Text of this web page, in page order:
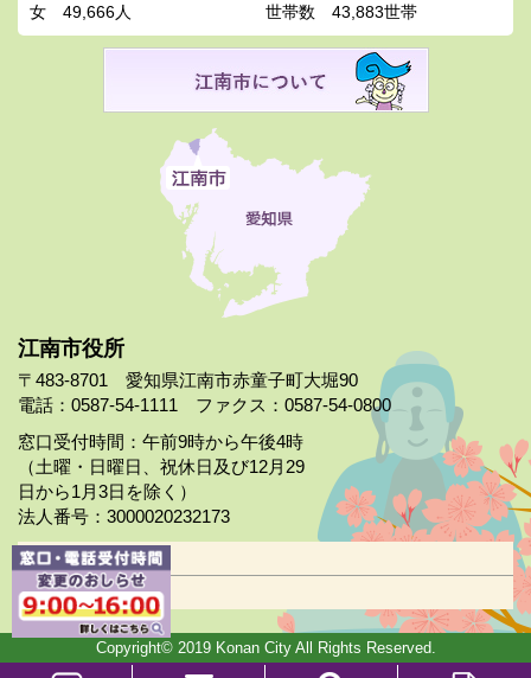
江南市役所
〒483-8701 愛知県江南市赤童子町大堀90
電話：0587-54-1111 ファクス：0587-54-0800
窓口受付時間：午前9時から午後4時
（土曜・日曜日、祝休日及び12月29
日から1月3日を除く）
法人番号：3000020232173
市役所案内
日曜市役所
女
49,666人
世帯数
43,883世帯
Copyright© 2019 Konan City All Rights Reserved.